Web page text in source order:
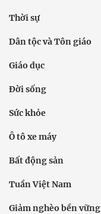
Thời sự
Dân tộc và Tôn giáo
Giáo dục
Đời sống
Sức khỏe
Ô tô xe máy
Bất động sản
Tuần Việt Nam
Giảm nghèo bền vững